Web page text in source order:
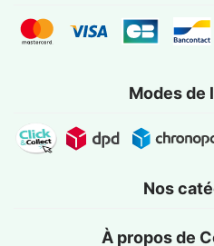
Modes de
Nos
À propos de